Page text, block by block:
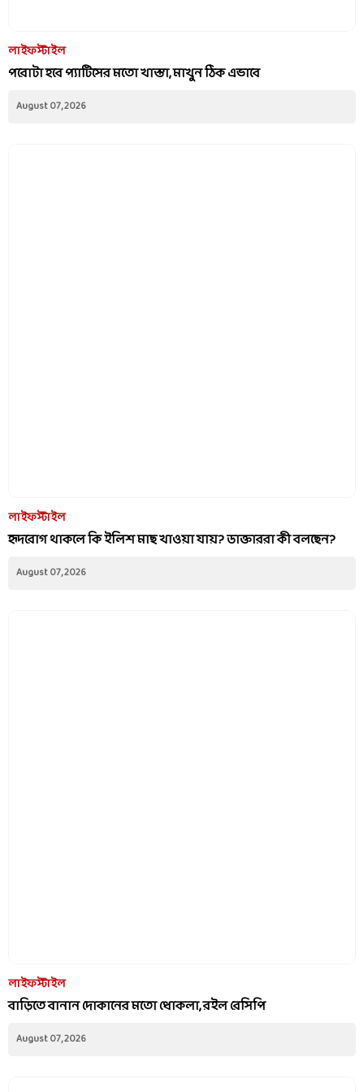
লাইফস্টাইল
পরোটা হবে প্যাটিসের মতো খাস্তা, মাখুন ঠিক এভাবে
August 07, 2026
লাইফস্টাইল
হৃদরোগ থাকলে কি ইলিশ মাছ খাওয়া যায়? ডাক্তাররা কী বলছেন?
August 07, 2026
লাইফস্টাইল
বাড়িতে বানান দোকানের মতো ধোকলা, রইল রেসিপি
August 07, 2026